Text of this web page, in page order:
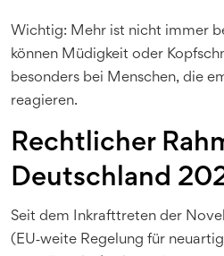
Wichtig: Mehr ist nicht immer
können Müdigkeit oder
besonders bei Menschen, die
reagieren.
Rechtlicher
Deutschland
Seit dem Inkrafttreten der
(EU‑weite Regelung für